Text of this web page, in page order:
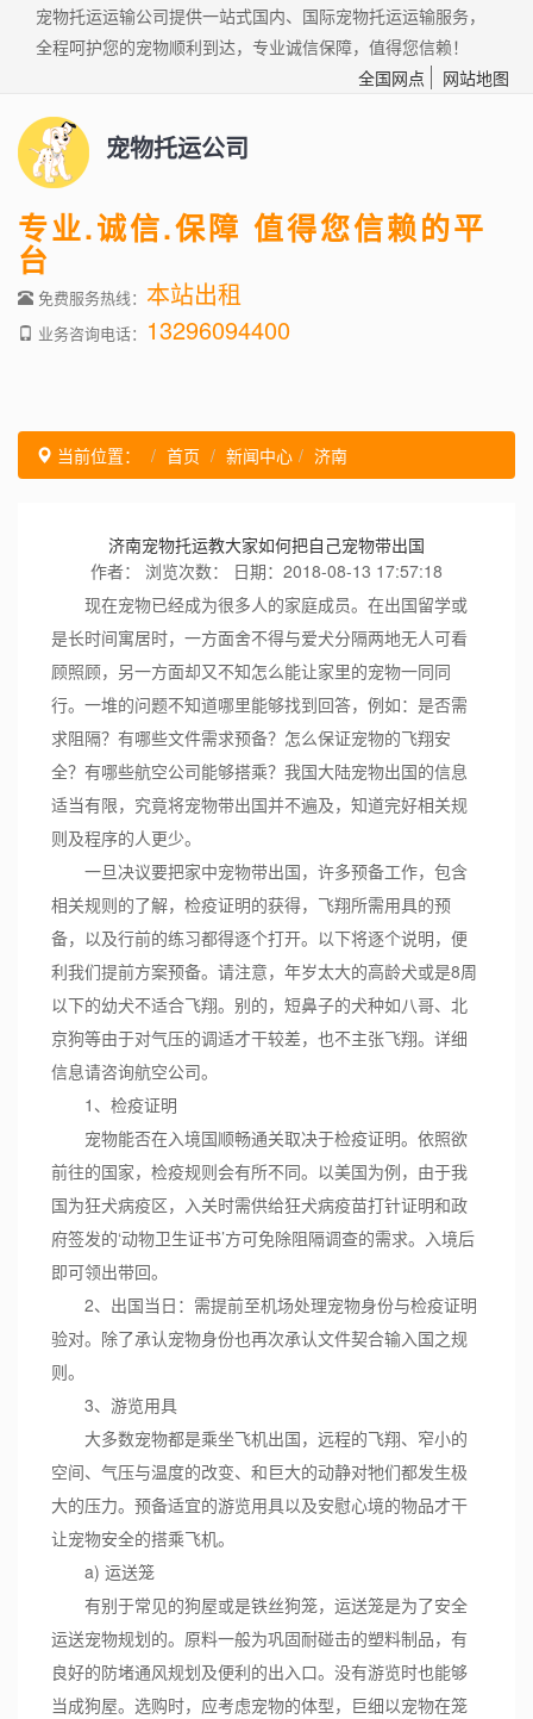
宠物托运运输公司提供一站式国内、国际宠物托运运输服务，
全程呵护您的宠物顺利到达，专业诚信保障，值得您信赖！
全国网点
网站地图
宠物托运公司
专业.诚信.保障 值得您信赖的平
台
免费服务热线： 本站出租
业务咨询电话： 13296094400
当前位置： 首页 新闻中心 济南
济南宠物托运教大家如何把自己宠物带出国
作者：
浏览次数：
日期：2018-08-13 17:57:18
现在宠物已经成为很多人的家庭成员。在出国留学或
是长时间寓居时，一方面舍不得与爱犬分隔两地无人可看
顾照顾，另一方面却又不知怎么能让家里的宠物一同同
行。一堆的问题不知道哪里能够找到回答，例如：是否需
求阻隔？有哪些文件需求预备？怎么保证宠物的飞翔安
全？有哪些航空公司能够搭乘？我国大陆宠物出国的信息
适当有限，究竟将宠物带出国并不遍及，知道完好相关规
则及程序的人更少。
一旦决议要把家中宠物带出国，许多预备工作，包含
相关规则的了解，检疫证明的获得，飞翔所需用具的预
备，以及行前的练习都得逐个打开。以下将逐个说明，便
利我们提前方案预备。请注意，年岁太大的高龄犬或是8周
以下的幼犬不适合飞翔。别的，短鼻子的犬种如八哥、北
京狗等由于对气压的调适才干较差，也不主张飞翔。详细
信息请咨询航空公司。
1、检疫证明
宠物能否在入境国顺畅通关取决于检疫证明。依照欲
前往的国家，检疫规则会有所不同。以美国为例，由于我
国为狂犬病疫区，入关时需供给狂犬病疫苗打针证明和政
府签发的‘动物卫生证书’方可免除阻隔调查的需求。入境后
即可领出带回。
2、出国当日：需提前至机场处理宠物身份与检疫证明
验对。除了承认宠物身份也再次承认文件契合输入国之规
则。
3、游览用具
大多数宠物都是乘坐飞机出国，远程的飞翔、窄小的
空间、气压与温度的改变、和巨大的动静对牠们都发生极
大的压力。预备适宜的游览用具以及安慰心境的物品才干
让宠物安全的搭乘飞机。
a) 运送笼
有别于常见的狗屋或是铁丝狗笼，运送笼是为了安全
运送宠物规划的。原料一般为巩固耐碰击的塑料制品，有
良好的防堵通风规划及便利的出入口。没有游览时也能够
当成狗屋。选购时，应考虑宠物的体型，巨细以宠物在笼